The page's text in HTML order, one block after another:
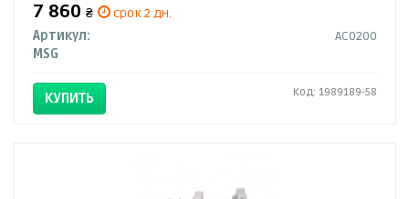
7 860 ₴
срок 2 дн.
Артикул:
AC0200
MSG
КУПИТЬ Код: 1989189-58